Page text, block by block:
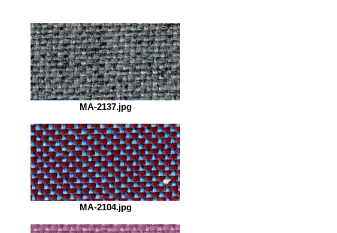
MA-2137.jpg
MA-2104.jpg